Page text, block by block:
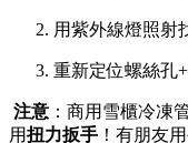
用紫外線燈照射
重新定位螺絲孔
️ 注意 ：商用雪櫃冷凍
用扭力扳手 ！有朋友